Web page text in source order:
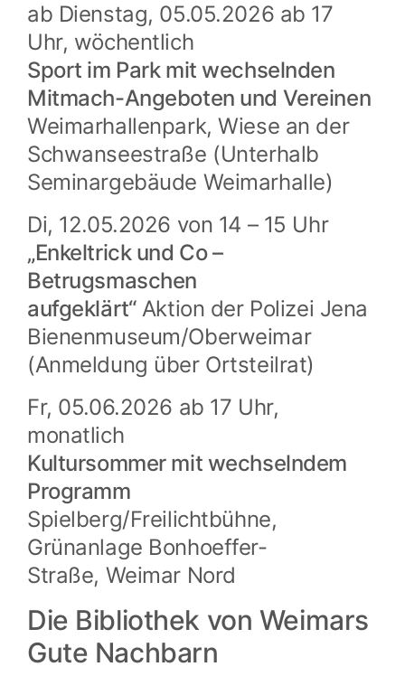
ab Dienstag, 05.05.2026 ab 17
Uhr, wöchentlich
Sport im Park mit wechselnden
Mitmach-Angeboten und Vereinen
Weimarhallenpark, Wiese an der
Schwanseestraße (Unterhalb
Seminargebäude Weimarhalle)
Di, 12.05.2026 von 14 – 15 Uhr
„Enkeltrick und Co –
Betrugsmaschen
aufgeklärt“Aktion der Polizei Jena
Bienenmuseum/Oberweimar
(Anmeldung über Ortsteilrat)
Fr, 05.06.2026 ab 17 Uhr,
monatlich
Kultursommer mit wechselndem
Programm
Spielberg/Freilichtbühne,
Grünanlage Bonhoeffer-
Straße, Weimar Nord
Die Bibliothek von Weimars
Gute Nachbarn